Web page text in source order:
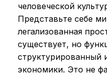
человеческой
Представьте себе
легализованная
существует, но
структурированный
экономики. Это не